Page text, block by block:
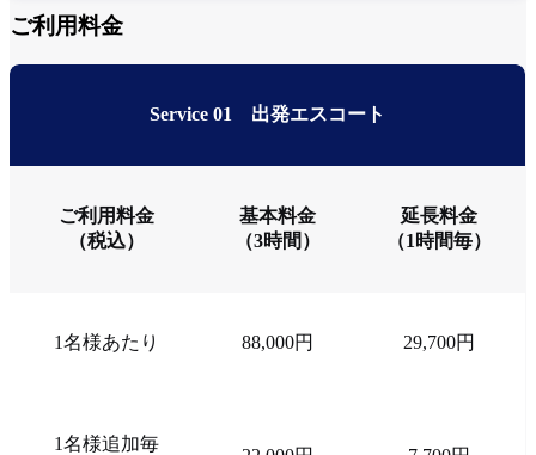
ご利用料金
Service 01 出発エスコート
ご利用料金
（税込）
基本料金
（3時間）
延長料金
（1時間毎）
1名様あたり 88,000円 29,700円
1名様追加毎